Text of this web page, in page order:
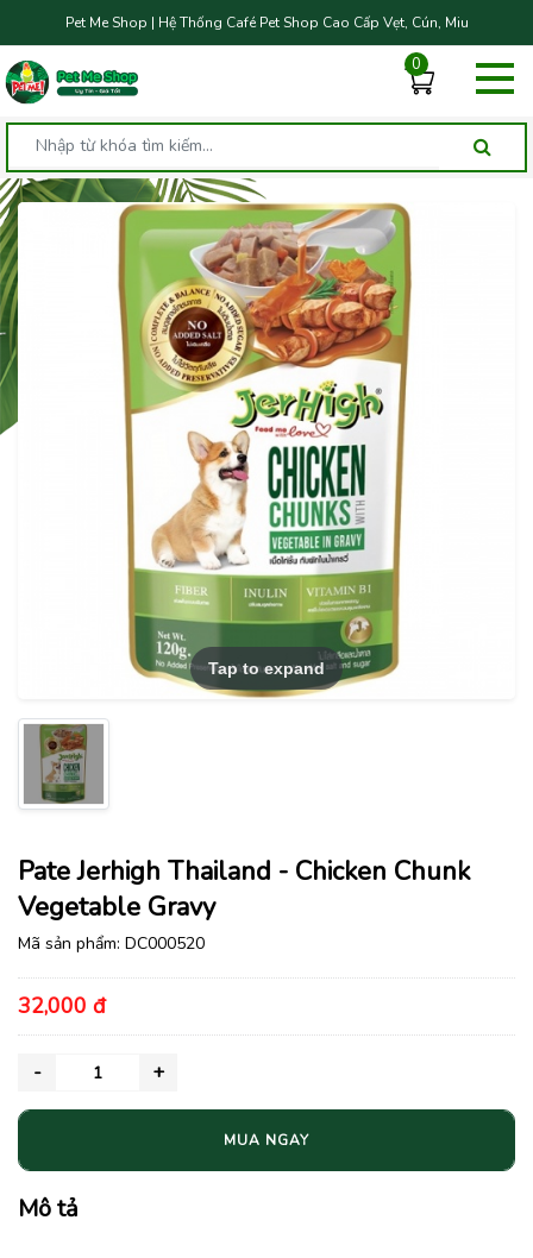
Pet Me Shop | Hệ Thống Café Pet Shop Cao Cấp Vẹt, Cún, Miu
0
Tap to expand
Pate Jerhigh Thailand - Chicken Chunk
Vegetable Gravy
Mã sản phẩm: DC000520
32,000 đ
MUA NGAY
Mô tả